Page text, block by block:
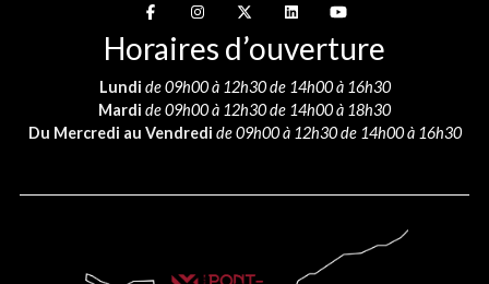
Suivez-nous sur
Suivez-nous sur
Suivez-nous sur
Suivez-nous sur
Suivez-nous sur
Horaires d’ouverture
Lundi de 09h00 à 12h30 de 14h00 à 16h30
Mardi de 09h00 à 12h30 de 14h00 à 18h30
Du Mercredi au Vendredi de 09h00 à 12h30 de 14h00 à 16h30